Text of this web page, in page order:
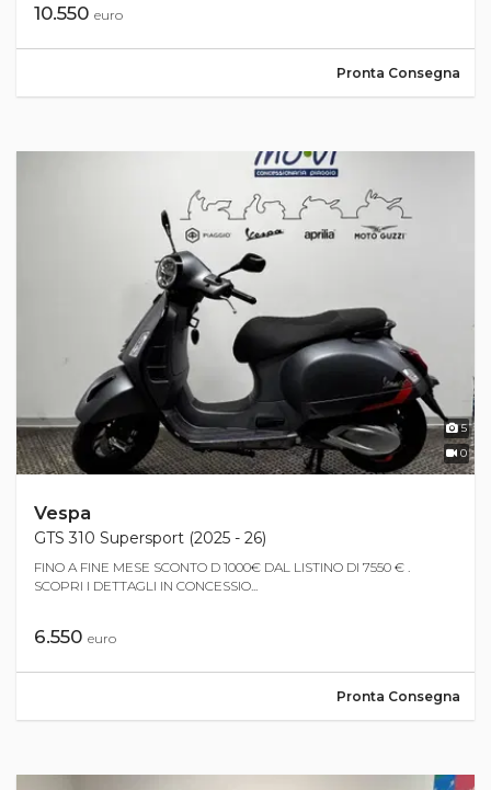
10.550 euro
Pronta Consegna
5
0
Vespa
GTS 310 Supersport (2025 - 26)
FINO A FINE MESE SCONTO D 1000€ DAL LISTINO DI 7550 € .
SCOPRI I DETTAGLI IN CONCESSIO...
6.550 euro
Pronta Consegna